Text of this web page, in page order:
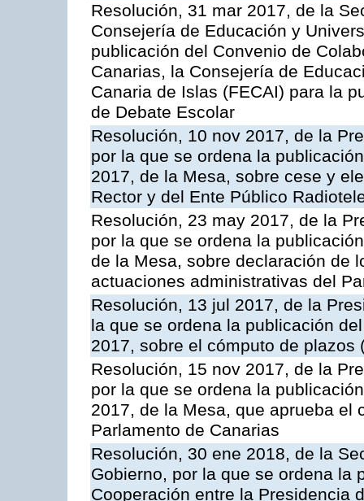
Resolución, 31 mar 2017, de la
Consejería de Educación y
publicación del Convenio de
Canarias, la Consejería de
Canaria de Islas (FECAI) para la
de Debate Escolar
Resolución, 10 nov 2017, de la
por la que se ordena la
2017, de la Mesa, sobre cese y
Rector y del Ente Público
Resolución, 23 may 2017, de la
por la que se ordena la
de la Mesa, sobre declaración de
actuaciones administrativas del
Resolución, 13 jul 2017, de la
la que se ordena la publicación
2017, sobre el cómputo de plazos
Resolución, 15 nov 2017, de la
por la que se ordena la
2017, de la Mesa, que aprueba el
Parlamento de Canarias
Resolución, 30 ene 2018, de la
Gobierno, por la que se ordena la
Cooperación entre la Presidencia